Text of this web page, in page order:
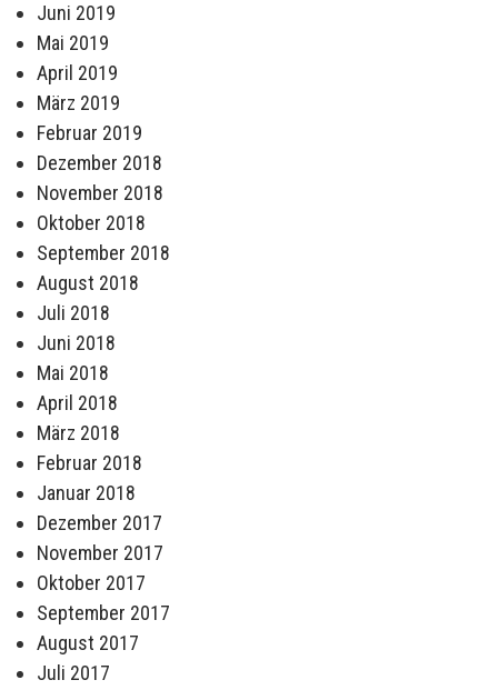
Juni 2019
Mai 2019
April 2019
März 2019
Februar 2019
Dezember 2018
November 2018
Oktober 2018
September 2018
August 2018
Juli 2018
Juni 2018
Mai 2018
April 2018
März 2018
Februar 2018
Januar 2018
Dezember 2017
November 2017
Oktober 2017
September 2017
August 2017
Juli 2017